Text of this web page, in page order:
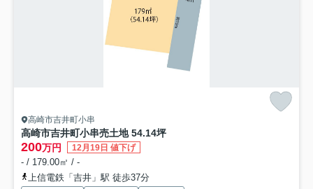
高崎市吉井町小串
高崎市吉井町小串売土地 54.14坪
200万円 12月19日 値下げ
- / 179.00㎡ / -
上信電鉄「吉井」駅 徒歩37分